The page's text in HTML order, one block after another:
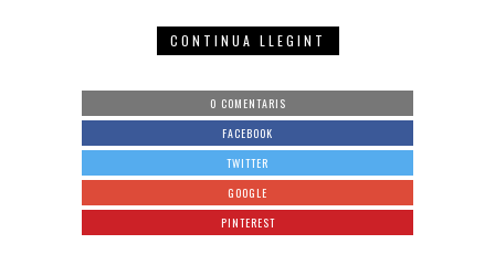
CONTINUA LLEGINT
0 COMENTARIS
FACEBOOK
TWITTER
GOOGLE
PINTEREST